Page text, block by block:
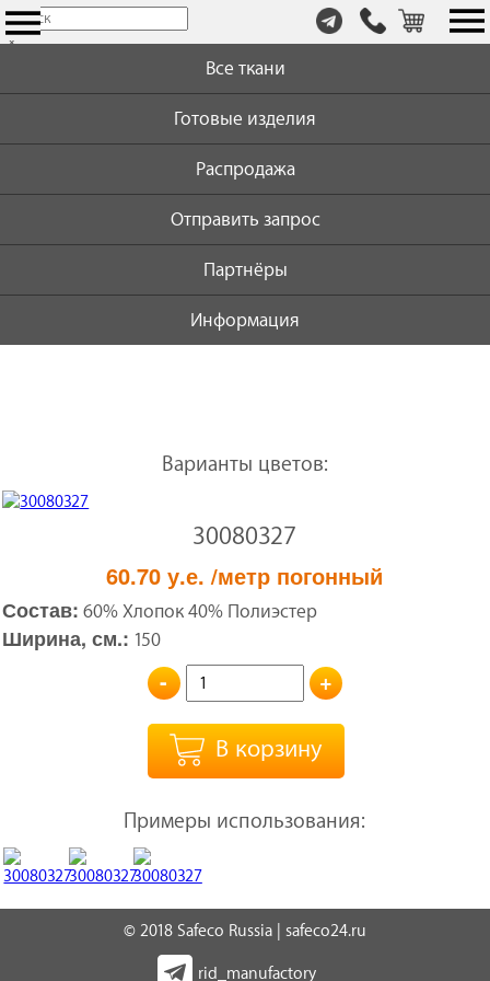
×
т.
+7
Все ткани
Готовые изделия
Распродажа
Отправить запрос
Партнёры
Информация
Варианты цветов:
30080327
60.70у.е. /метр погонный
Состав: 60% Хлопок 40% Полиэстер
Ширина, см.: 150
- +
В корзину
Примеры использования:
© 2018 Safeco Russia | safeco24.ru
rid_manufactory